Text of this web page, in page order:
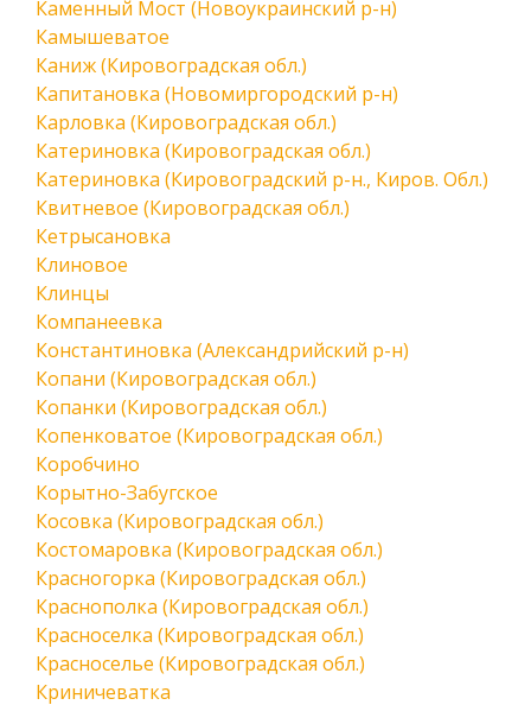
Каменный Мост (Новоукраинский р-н)
Камышеватое
Каниж (Кировоградская обл.)
Капитановка (Новомиргородский р-н)
Карловка (Кировоградская обл.)
Катериновка (Кировоградская обл.)
Катериновка (Кировоградский р-н., Киров. Обл.)
Квитневое (Кировоградская обл.)
Кетрысановка
Клиновое
Клинцы
Компанеевка
Константиновка (Александрийский р-н)
Копани (Кировоградская обл.)
Копанки (Кировоградская обл.)
Копенковатое (Кировоградская обл.)
Коробчино
Корытно-Забугское
Косовка (Кировоградская обл.)
Костомаровка (Кировоградская обл.)
Красногорка (Кировоградская обл.)
Краснополка (Кировоградская обл.)
Красноселка (Кировоградская обл.)
Красноселье (Кировоградская обл.)
Криничеватка